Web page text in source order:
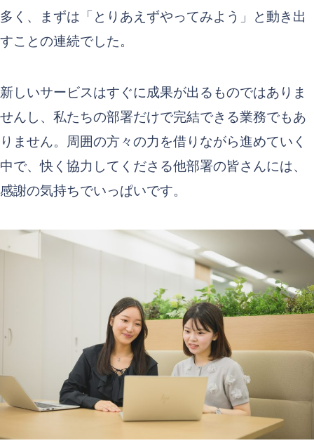
多く、まずは「とりあえずやってみよう」と動き出
すことの連続でした。
新しいサービスはすぐに成果が出るものではありま
せんし、私たちの部署だけで完結できる業務でもあ
りません。周囲の方々の力を借りながら進めていく
中で、快く協力してくださる他部署の皆さんには、
感謝の気持ちでいっぱいです。